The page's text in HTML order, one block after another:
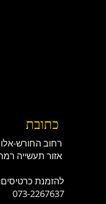
כתובת
:להזמנת כרטיסים
073-2267637